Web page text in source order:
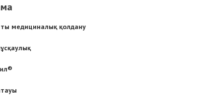
медициналық қолдану
®